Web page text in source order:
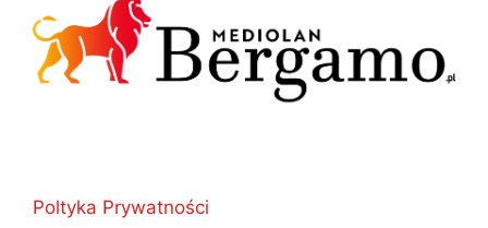
Poltyka Prywatności